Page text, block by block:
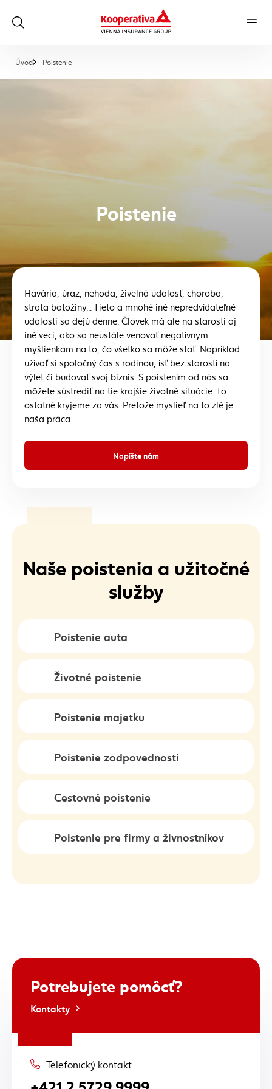
Úvod Poistenie, aktuálna stránka
Poistenie
Havária, úraz, nehoda, živelná udalosť, choroba,
strata batožiny... Tieto a mnohé iné nepredvídateľné
udalosti sa dejú denne. Človek má ale na starosti aj
iné veci, ako sa neustále venovať negatívnym
myšlienkam na to, čo všetko sa môže stať. Napríklad
užívať si spoločný čas s rodinou, ísť bez starostí na
výlet či budovať svoj biznis. S poistením od nás sa
môžete sústrediť na tie krajšie životné situácie. To
ostatné kryjeme za vás. Pretože myslieť na to zlé je
naša práca.
Napíšte nám
Naše poistenia a užitočné
služby
Poistenie auta
Životné poistenie
Poistenie majetku
Poistenie zodpovednosti
Cestovné poistenie
Poistenie pre firmy a živnostníkov
Potrebujete pomôcť?
Kontakty
Telefonický kontakt